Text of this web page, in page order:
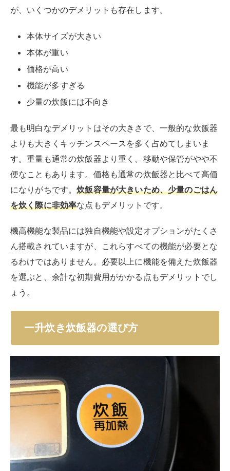
が、いくつかのデメリットも存在します。
本体サイズが大きい
本体が重い
価格が高い
機能が多すぎる
少量の炊飯には不向き
最も明白なデメリットはその大きさで、一般的な炊飯器
よりも大きくキッチンスペースを多く占めてしまいま
す。重量も通常の炊飯器より重く、移動や保管がやや不
便なこともあります。価格も通常の炊飯器と比べて高価
になりがちです。炊飯容量が大きいため、少量のごはん
を炊く際に非効率な点もデメリットです。
機高機能な製品には独自機能や設定オプションがたくさ
ん搭載されていますが、これらすべての機能が必要とな
るわけではありません。必要以上に機能を備えた炊飯器
を選ぶと、余計な初期費用がかかる点もデメリットでし
ょう。
一升炊き炊飯器の選び方